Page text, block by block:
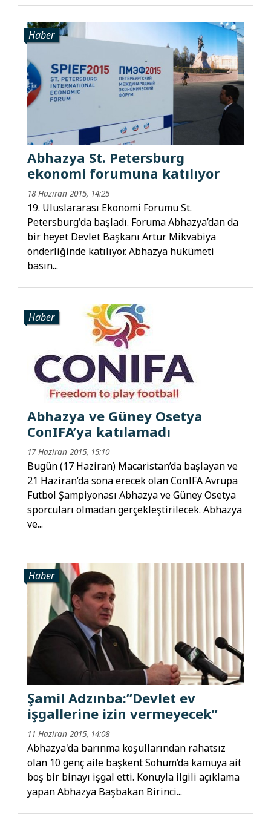
Haber
Abhazya St. Petersburg
ekonomi forumuna katılıyor
18 Haziran 2015, 14:25
19. Uluslararası Ekonomi Forumu St.
Petersburg'da başladı. Foruma Abhazya’dan da
bir heyet Devlet Başkanı Artur Mikvabiya
önderliğinde katılıyor. Abhazya hükümeti
basın...
Haber
Abhazya ve Güney Osetya
ConIFA’ya katılamadı
17 Haziran 2015, 15:10
Bugün (17 Haziran) Macaristan’da başlayan ve
21 Haziran’da sona erecek olan ConIFA Avrupa
Futbol Şampiyonası Abhazya ve Güney Osetya
sporcuları olmadan gerçekleştirilecek. Abhazya
ve...
Haber
Şamil Adzınba:”Devlet ev
işgallerine izin vermeyecek”
11 Haziran 2015, 14:08
Abhazya'da barınma koşullarından rahatsız
olan 10 genç aile başkent Sohum’da kamuya ait
boş bir binayı işgal etti. Konuyla ilgili açıklama
yapan Abhazya Başbakan Birinci...